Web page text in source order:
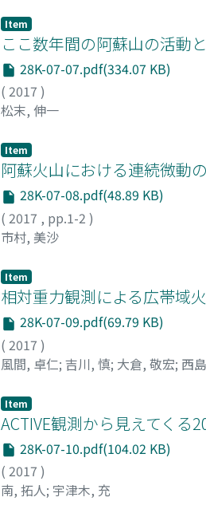
Item
ここ数年間の阿蘇山の活動
28K-07-07.pdf(334.07 KB)
( 2017 )
松末, 伸一
Item
阿蘇火山における連続微動
28K-07-08.pdf(48.89 KB)
( 2017 , pp.1-2 )
市村, 美沙
Item
相対重力観測による広帯域
28K-07-09.pdf(69.79 KB)
( 2017 )
風間, 卓仁; 吉川, 慎; 大倉, 敬宏; 西
Item
ACTIVE観測から見えてく
28K-07-10.pdf(104.02 KB)
( 2017 )
南, 拓人; 宇津木, 充